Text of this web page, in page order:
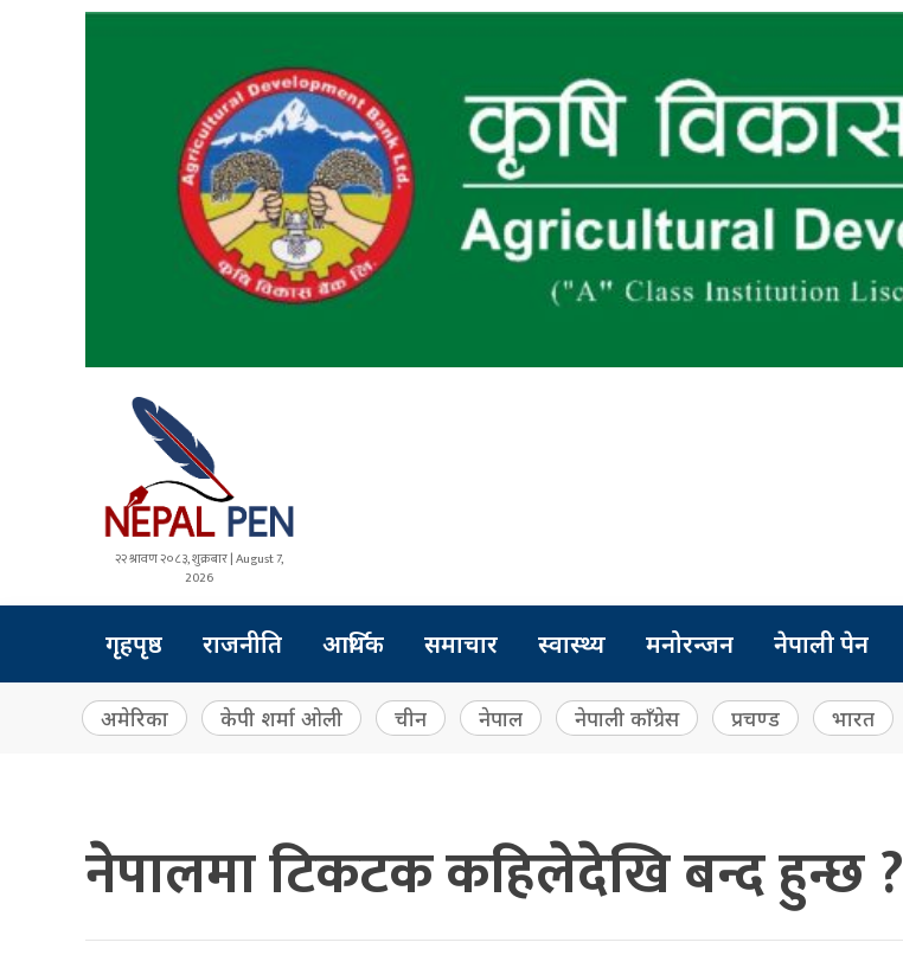
२२ श्रावण २०८३, शुक्रबार | August 7,
2026
गृहपृष्ठ राजनीति आर्थिक समाचार स्वास्थ्य मनोरन्जन नेपाली पेन
अमेरिका केपी शर्मा ओली चीन नेपाल नेपाली काँग्रेस प्रचण्ड भारत
नेपालमा टिकटक कहिलेदेखि बन्द हुन्छ ?